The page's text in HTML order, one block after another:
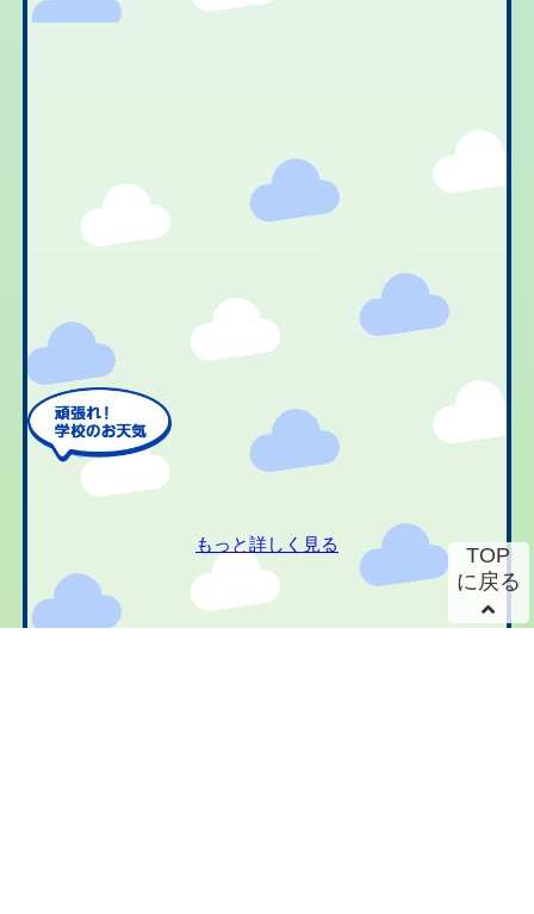
もっと詳しく見る
TOP
に戻る